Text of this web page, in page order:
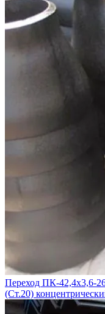
Переход ПК-42,4х3,6-
(Ст.20)